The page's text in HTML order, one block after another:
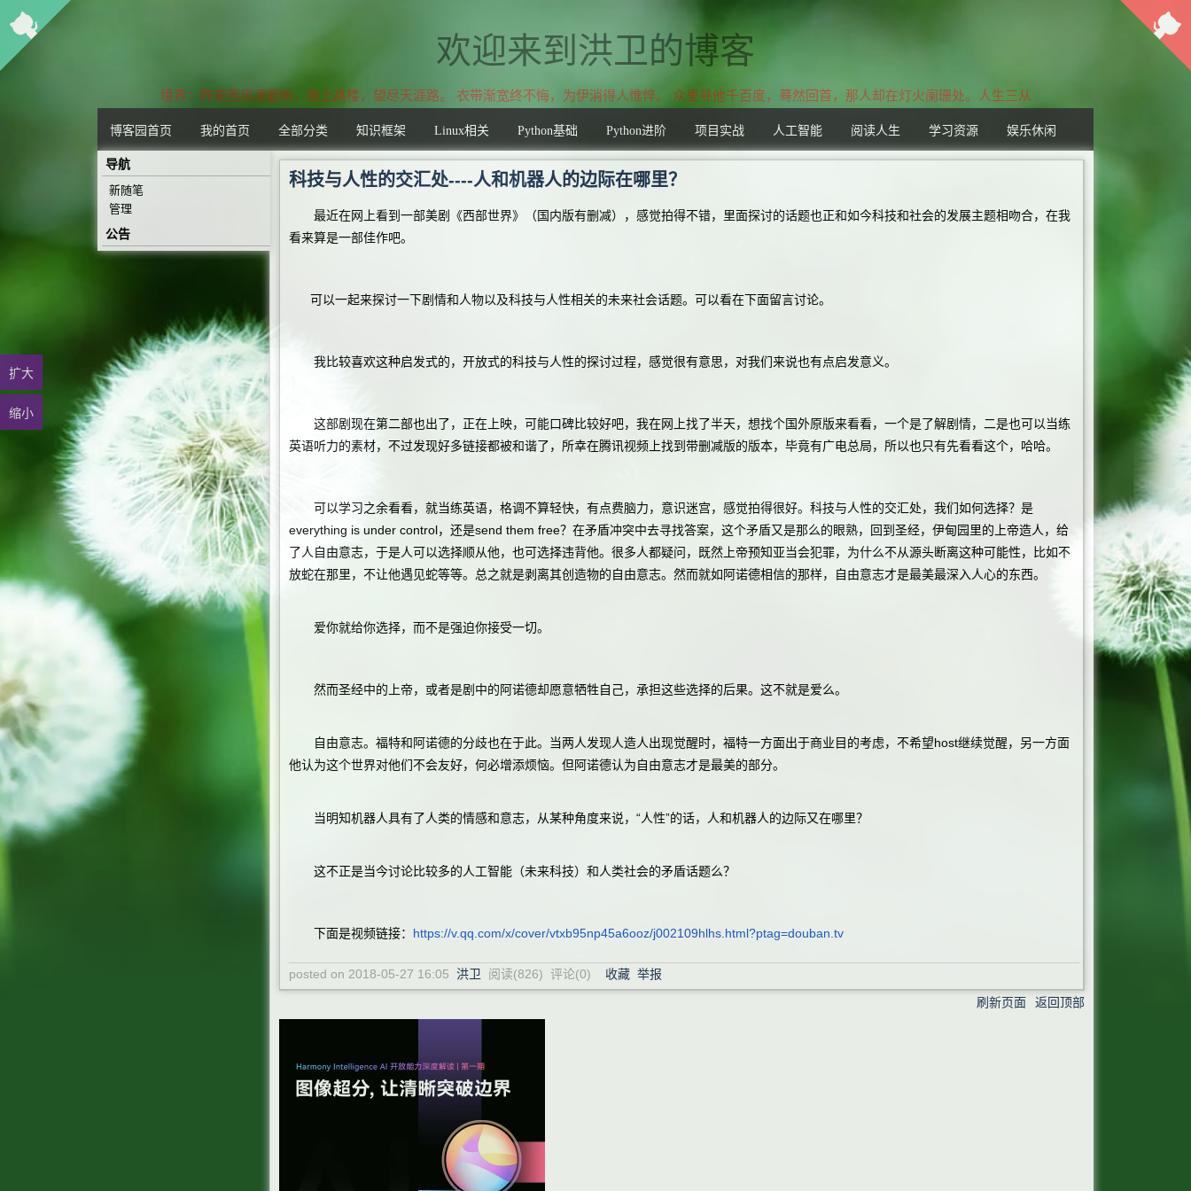
欢迎来到洪卫的博客
界：昨夜西风凋碧树，独上高楼，望尽天涯路。 衣带渐宽终不悔，为伊消得人憔悴。 众里寻他千百度，蓦然回首，那人却在灯火阑珊处。人生三从境
博客园首页 我的首页 全部分类 知识框架 Linux相关 Python基础 Python进阶 项目实战 人工智能 阅读人生 学习资源 娱乐休闲
扩大
缩小
科技与人性的交汇处----人和机器人的边际在哪里？
最近在网上看到一部美剧《西部世界》（国内版有删减），感觉拍得不错，里面探讨的话题也正和如今科技和社会的发展主题相吻合，在我
看来算是一部佳作吧。
可以一起来探讨一下剧情和人物以及科技与人性相关的未来社会话题。可以看在下面留言讨论。
我比较喜欢这种启发式的，开放式的科技与人性的探讨过程，感觉很有意思，对我们来说也有点启发意义。
这部剧现在第二部也出了，正在上映，可能口碑比较好吧，我在网上找了半天，想找个国外原版来看看，一个是了解剧情，二是也可以当练
英语听力的素材，不过发现好多链接都被和谐了，所幸在腾讯视频上找到带删减版的版本，毕竟有广电总局，所以也只有先看看这个，哈哈。
可以学习之余看看，就当练英语，格调不算轻快，有点费脑力，意识迷宫，感觉拍得很好。科技与人性的交汇处，我们如何选择？是
everything is under control，还是send them free？在矛盾冲突中去寻找答案，这个矛盾又是那么的眼熟，回到圣经，伊甸园里的上帝造人，给
了人自由意志，于是人可以选择顺从他，也可选择违背他。很多人都疑问，既然上帝预知亚当会犯罪，为什么不从源头断离这种可能性，比如不
放蛇在那里，不让他遇见蛇等等。总之就是剥离其创造物的自由意志。然而就如阿诺德相信的那样，自由意志才是最美最深入人心的东西。
爱你就给你选择，而不是强迫你接受一切。
然而圣经中的上帝，或者是剧中的阿诺德却愿意牺牲自己，承担这些选择的后果。这不就是爱么。
自由意志。福特和阿诺德的分歧也在于此。当两人发现人造人出现觉醒时，福特一方面出于商业目的考虑，不希望host继续觉醒，另一方面
他认为这个世界对他们不会友好，何必增添烦恼。但阿诺德认为自由意志才是最美的部分。
当明知机器人具有了人类的情感和意志，从某种角度来说，“人性”的话，人和机器人的边际又在哪里？
这不正是当今讨论比较多的人工智能（未来科技）和人类社会的矛盾话题么？
下面是视频链接： https://v.qq.com/x/cover/vtxb95np45a6ooz/j002109hlhs.html?ptag=douban.tv
posted on 2018-05-27 16:05 洪卫 阅读(826) 评论(0) 收藏 举报
刷新页面
返回顶部
导航
新随笔
管理
公告